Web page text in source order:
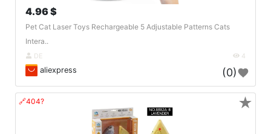
4.96 $
Pet Cat Laser Toys Rechargeable 5 Adjustable Patterns Cats
Intera..
DE 4
aliexpress (0)
🔗404? ★